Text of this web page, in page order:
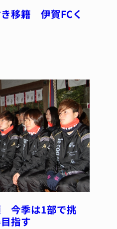
移籍 伊賀FCく
今季は1部で挑
指す